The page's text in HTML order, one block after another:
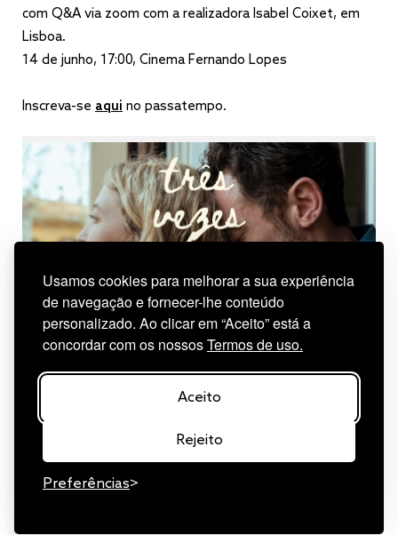
Usamos cookies para melhorar a sua experiência
de navegação e fornecer-lhe conteúdo
personalizado. Ao clicar em “Aceito” está a
concordar com os nossosTermos de uso.
Aceito
Rejeito
Preferências
com Q&A via zoom com a realizadora Isabel Coixet, em
Lisboa.
14 de junho, 17:00, Cinema Fernando Lopes
Inscreva-se aqui no passatempo.